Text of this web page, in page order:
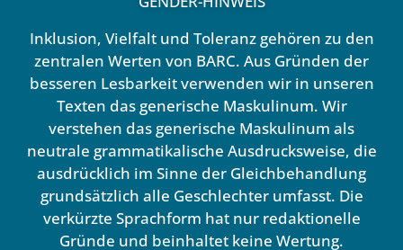
Inklusion, Vielfalt und Toleranz gehören zu den
zentralen Werten von BARC. Aus Gründen der
besseren Lesbarkeit verwenden wir in unseren
Texten das generische Maskulinum. Wir
verstehen das generische Maskulinum als
neutrale grammatikalische Ausdrucksweise, die
ausdrücklich im Sinne der Gleichbehandlung
grundsätzlich alle Geschlechter umfasst. Die
verkürzte Sprachform hat nur redaktionelle
Gründe und beinhaltet keine Wertung.